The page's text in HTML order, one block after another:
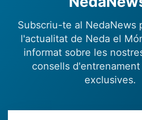
Subscriu-te al NedaNews
l'actualitat de Neda el
informat sobre les
consells
exclusives.